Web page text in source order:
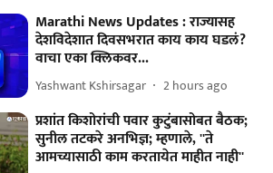
Marathi News Updates : राज्यासह
देशविदेशात दिवसभरात काय काय घडलं?
वाचा एका क्लिकवर...
Yashwant Kshirsagar 2 hours ago
प्रशांत किशोरांची पवार कुटुंबासोबत बैठक;
सुनील तटकरे अनभिज्ञ; म्हणाले, ''ते
आमच्यासाठी काम करतायेत माहीत नाही''